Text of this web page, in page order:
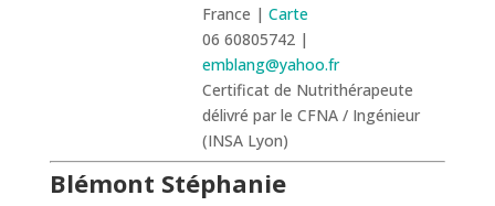
France | Carte
06 60805742 |
emblang@yahoo.fr
Certificat de Nutrithérapeute
délivré par le CFNA / Ingénieur
(INSA Lyon)
Blémont Stéphanie